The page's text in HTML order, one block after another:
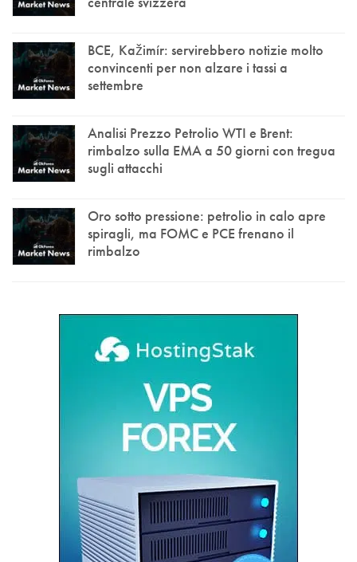
BCE, Kažimír: servirebbero notizie molto
convincenti per non alzare i tassi a
settembre
Analisi Prezzo Petrolio WTI e Brent:
rimbalzo sulla EMA a 50 giorni con tregua
sugli attacchi
Oro sotto pressione: petrolio in calo apre
spiragli, ma FOMC e PCE frenano il
rimbalzo